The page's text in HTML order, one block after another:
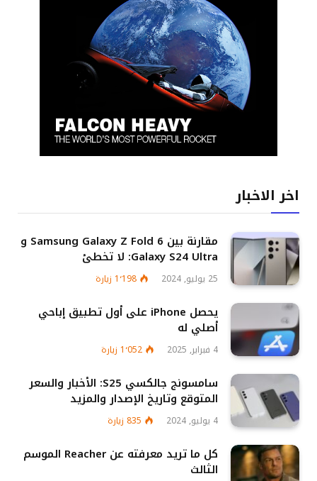
اخر الاخبار
مقارنة بين Samsung Galaxy Z Fold 6 و
Galaxy S24 Ultra: لا تخطئ
25 يوليو, 2024 1٬198 زيارة
يحصل iPhone على أول تطبيق إباحي
أصلي له
4 فبراير, 2025 1٬052 زيارة
سامسونج جالكسي S25: الأخبار والسعر
المتوقع وتاريخ الإصدار والمزيد
4 يوليو, 2024 835 زيارة
كل ما تريد معرفته عن Reacher الموسم
الثالث